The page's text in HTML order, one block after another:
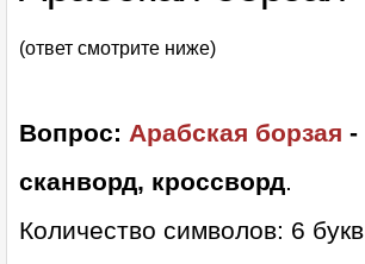
(ответ смотрите ниже)
Вопрос: Арабская борзая -
сканворд, кроссворд.
Количество символов: 6 букв